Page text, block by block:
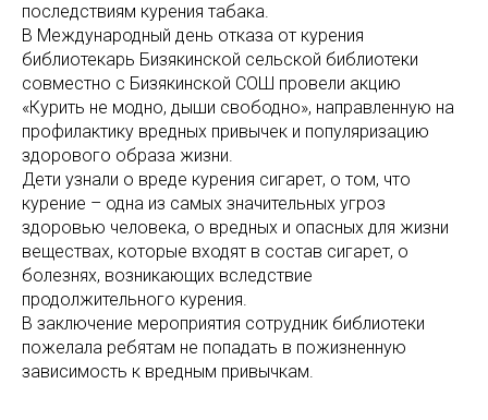
последствиям курения табака.
В Международный день отказа от курения
библиотекарь Бизякинской сельской библиотеки
совместно с Бизякинской СОШ провели акцию
«Курить не модно, дыши свободно», направленную на
профилактику вредных привычек и популяризацию
здорового образа жизни.
Дети узнали о вреде курения сигарет, о том, что
курение – одна из самых значительных угроз
здоровью человека, о вредных и опасных для жизни
веществах, которые входят в состав сигарет, о
болезнях, возникающих вследствие
продолжительного курения.
В заключение мероприятия сотрудник библиотеки
пожелала ребятам не попадать в пожизненную
зависимость к вредным привычкам.